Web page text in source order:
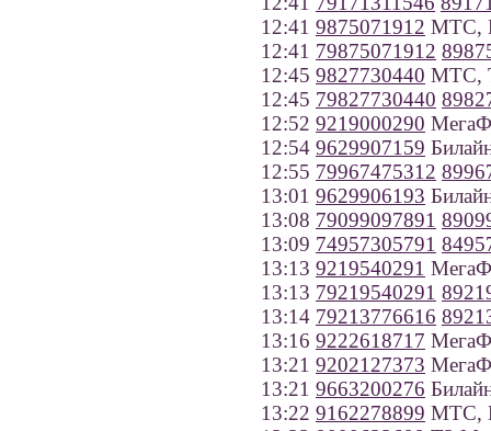
12:41 9875071912 МТС,
12:41 79875071912
12:45 9827730440 МТС,
12:45 79827730440
12:52 9219000290
12:54 9629907159
12:55 79967475312
13:01 9629906193
13:08 79099097891
13:09 74957305791
13:13 9219540291
13:13 79219540291
13:14 79213776616
13:16 9222618717
13:21 9202127373
13:21 9663200276
13:22 9162278899 МТС,